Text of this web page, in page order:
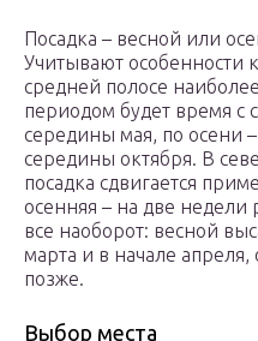
Посадка – весной или
Учитывают особенности
средней полосе
периодом будет время с
середины мая, по осени
середины октября. В
посадка сдвигается
осенняя – на две
все наоборот: весной
марта и в начале
позже.
Выбор места